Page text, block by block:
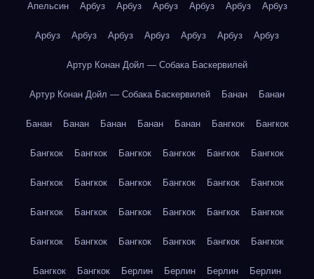
Апельсин Арбуз Арбуз Арбуз Арбуз Арбуз Арбуз
Арбуз Арбуз Арбуз Арбуз Арбуз Арбуз Арбуз
Артур Конан Дойл — Собака Баскервилей
Артур Конан Дойл — Собака Баскервилей Банан Банан
Банан Банан Банан Банан Банан Бангкок Бангкок
Бангкок Бангкок Бангкок Бангкок Бангкок Бангкок
Бангкок Бангкок Бангкок Бангкок Бангкок Бангкок
Бангкок Бангкок Бангкок Бангкок Бангкок Бангкок
Бангкок Бангкок Бангкок Бангкок Бангкок Бангкок
Бангкок Бангкок Берлин Берлин Берлин Берлин